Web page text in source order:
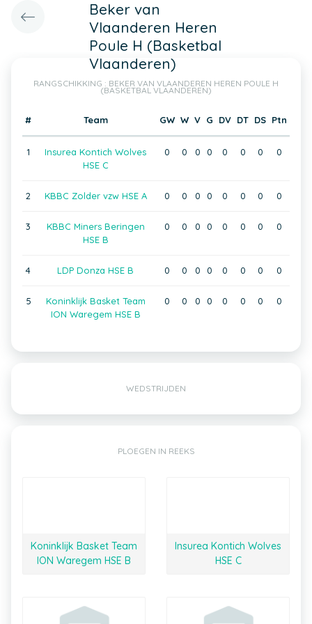
Beker van
Vlaanderen Heren
Poule H (Basketbal
Vlaanderen)
RANGSCHIKKING : BEKER VAN VLAANDEREN HEREN POULE H
(BASKETBAL VLAANDEREN)
# Team GW W V G DV DT DS Ptn
1
Insurea Kontich Wolves
HSE C
0 0 0 0 0 0 0 0
2 KBBC Zolder vzw HSE A 0 0 0 0 0 0 0 0
3
KBBC Miners Beringen
HSE B
0 0 0 0 0 0 0 0
4 LDP Donza HSE B 0 0 0 0 0 0 0 0
5
Koninklijk Basket Team
ION Waregem HSE B
0 0 0 0 0 0 0 0
WEDSTRIJDEN
PLOEGEN IN REEKS
Koninklijk Basket Team
ION Waregem HSE B
Insurea Kontich Wolves
HSE C